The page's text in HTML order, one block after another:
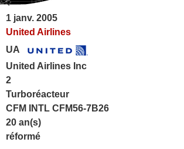
1 janv. 2005
United Airlines
UA
United Airlines Inc
2
Turboréacteur
CFM INTL CFM56-7B26
20 an(s)
réformé